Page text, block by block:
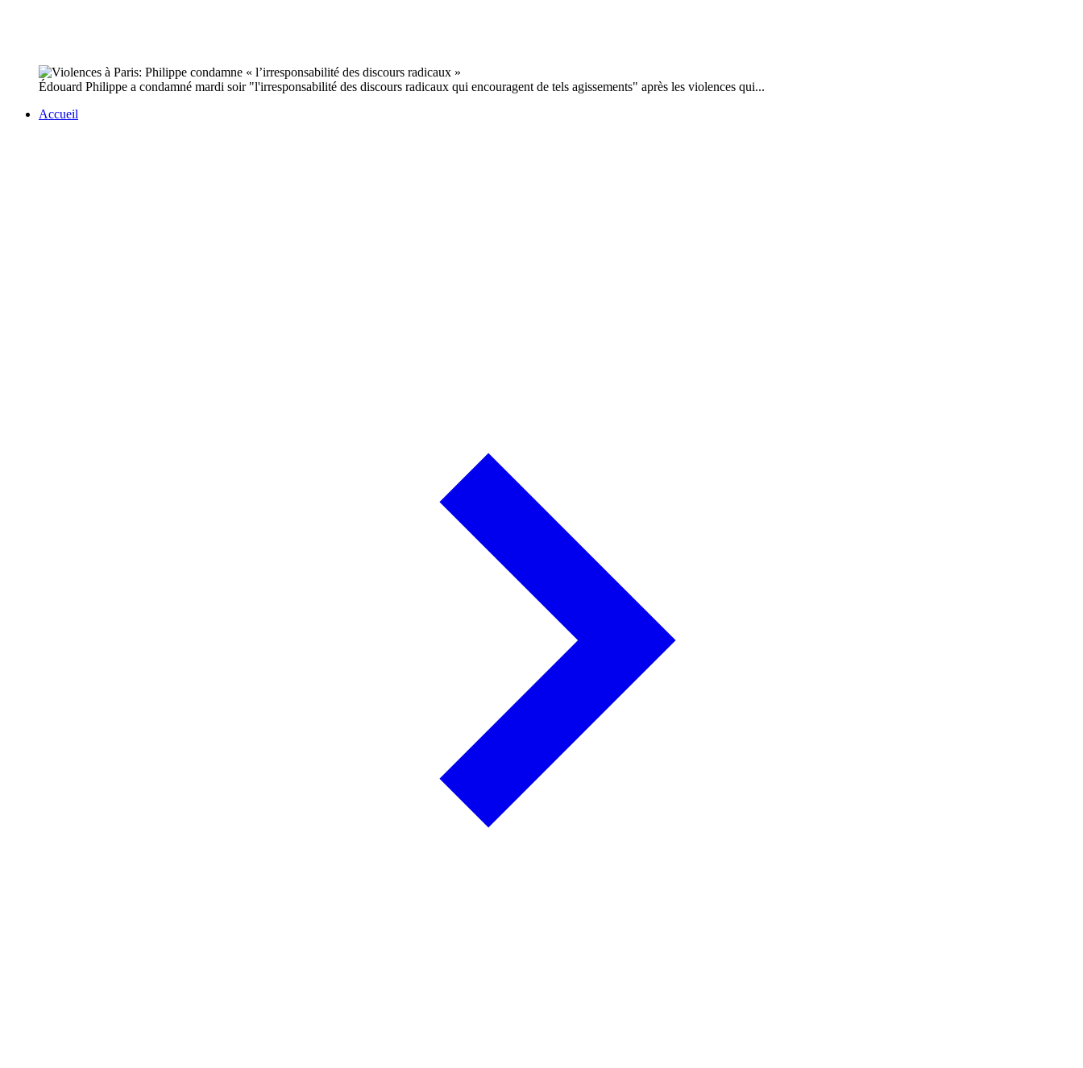
Édouard Philippe a condamné mardi soir "l'irresponsabilité des discours radicaux qui encouragent de tels agissements" après les violences qui...
Accueil